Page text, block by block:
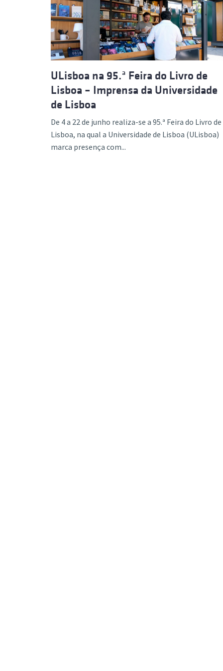
ULisboa na 95.ª Feira do Livro de
Lisboa – Imprensa da Universidade
de Lisboa
De 4 a 22 de junho realiza-se a 95.ª Feira do Livro de
Lisboa, na qual a Universidade de Lisboa (ULisboa)
marca presença com...